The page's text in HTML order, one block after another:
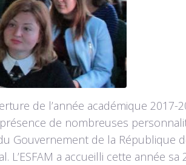
de l’année académique 2017-
de nombreuses
Gouvernement de la République
L’ESFAM a accueilli cette année